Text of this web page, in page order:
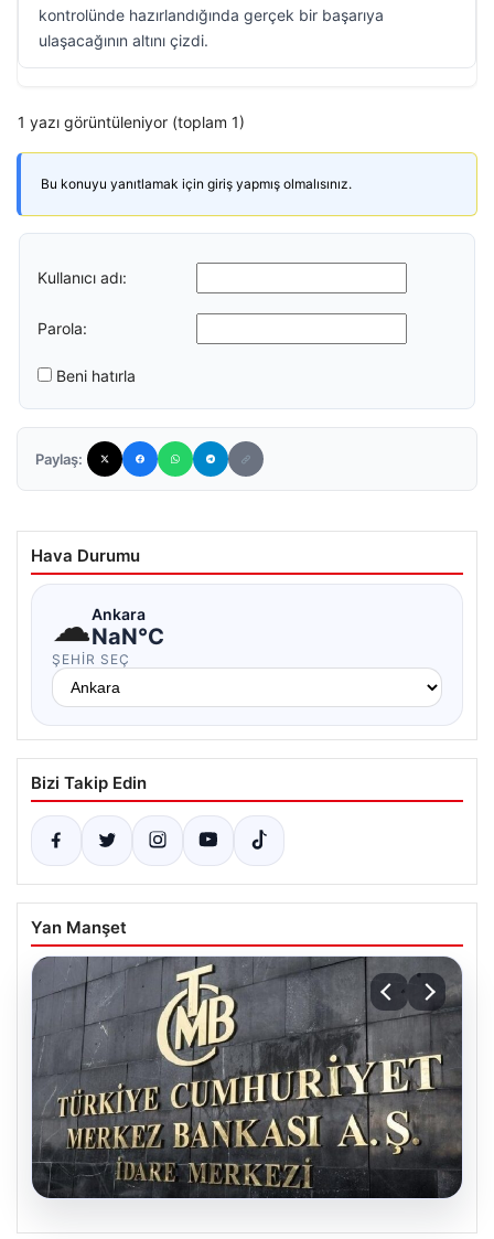
kontrolünde hazırlandığında gerçek bir başarıya
ulaşacağının altını çizdi.
1 yazı görüntüleniyor (toplam 1)
Bu konuyu yanıtlamak için giriş yapmış olmalısınız.
Kullanıcı adı:
Parola:
Beni hatırla
Paylaş:
Hava Durumu
☁Ankara
NaN°C
ŞEHIR SEÇ
Bizi Takip Edin
Yan Manşet
08.08.2026